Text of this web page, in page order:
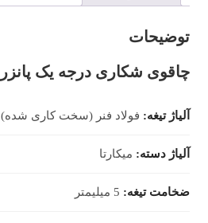
توضیحات
چاقوی شکاری درجه یک پانزر
آلیاژ تیغه: فولاد فنر (سخت کاری شده)
آلیاژ دسته: میکارتا
ضخامت تیغه: 5 میلیمتر